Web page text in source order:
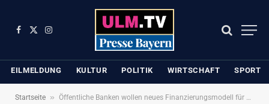
Facebook
X
Instagram
EILMELDUNG KULTUR POLITIK WIRTSCHAFT SPORT
Startseite » Öffentliche Banken wollen neues Finanzierungsmodell für Stadtwerke